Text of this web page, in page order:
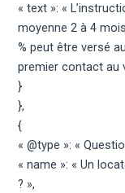
« text »: «
moyenne 2 à 4
% peut être versé
premier contact au
}
},
{
« @type »: «
« name »: « Un
? »,